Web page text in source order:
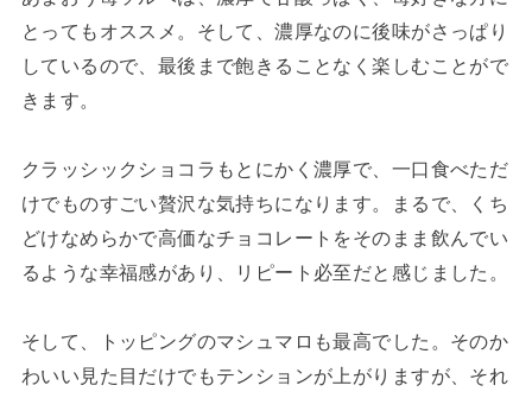
とってもオススメ。そして、濃厚なのに後味がさっぱり
しているので、最後まで飽きることなく楽しむことがで
きます。
クラッシックショコラもとにかく濃厚で、一口食べただ
けでものすごい贅沢な気持ちになります。まるで、くち
どけなめらかで高価なチョコレートをそのまま飲んでい
るような幸福感があり、リピート必至だと感じました。
そして、トッピングのマシュマロも最高でした。そのか
わいい見た目だけでもテンションが上がりますが、それ